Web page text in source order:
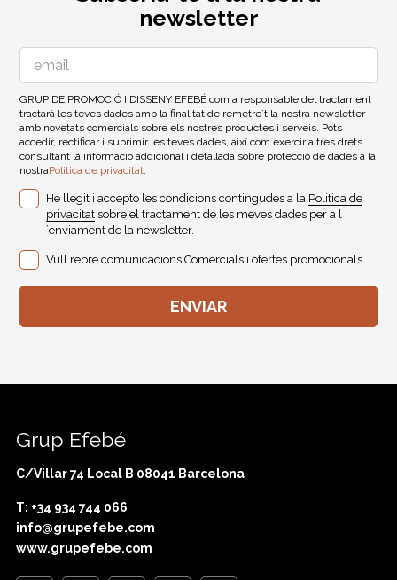
newsletter
GRUP DE PROMOCIÓ I DISSENY EFEBÉ com a responsable del tractament
tractarà les teves dades amb la finalitat de remetre´t la nostra newsletter
amb novetats comercials sobre els nostres productes i serveis. Pots
accedir, rectificar i suprimir les teves dades, així com exercir altres drets
consultant la informació addicional i detallada sobre protecció de dades a la
nostraPolitica de privacitat.
He llegit i accepto les condicions contingudes a la Politica de
privacitat sobre el tractament de les meves dades per a l
´enviament de la newsletter.
Vull rebre comunicacions Comercials i ofertes promocionals
Grup Efebé
C/Villar 74 Local B 08041 Barcelona
T: +34 934 744 066
info@grupefebe.com
www.grupefebe.com